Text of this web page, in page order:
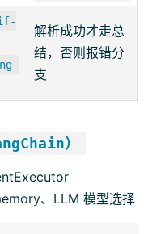
解析成功才走总
结，否则报错分
支
）
、LLM 模型选择